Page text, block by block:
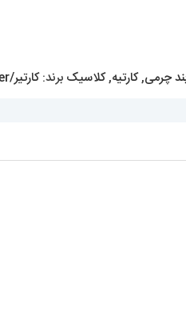
چرمی,کارتیه,کلاسیک برند:کارتیر/Cartier